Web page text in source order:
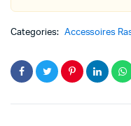
raspberry
quantity
Categories: Accessoires